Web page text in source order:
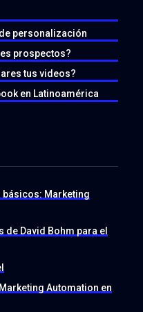
personalización
prospectos?
tus videos?
en Latinoamérica
básicos: Marketing
de David Bohm para el
Automation en